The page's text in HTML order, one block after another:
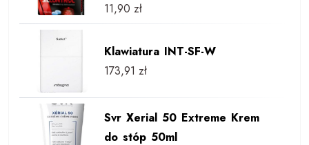
11,90 zł
Klawiatura INT-SF-W
173,91 zł
Svr Xerial 50 Extreme Krem
do stóp 50ml